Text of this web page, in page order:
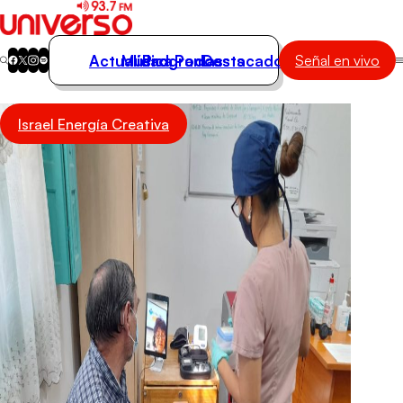
Actualidad
Música
Programas
Podcasts
Destacados
Actualidad
Música
Programas
Podcasts
Destacados Señal en vivo
Israel Energía Creativa